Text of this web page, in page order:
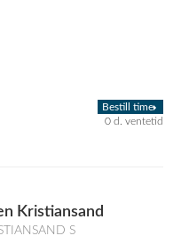
Bestill time
0 d. ventetid
Kristiansand
S